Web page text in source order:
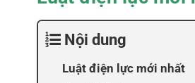
Nội dung
Luật điện lực mới nhất